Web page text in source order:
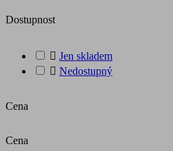
Dostupnost
 Jen skladem
 Nedostupný
Cena
Cena